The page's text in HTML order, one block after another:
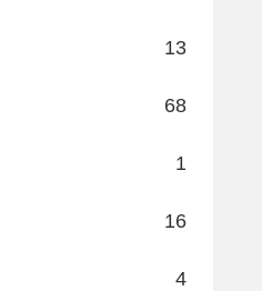
13
68
1
16
4